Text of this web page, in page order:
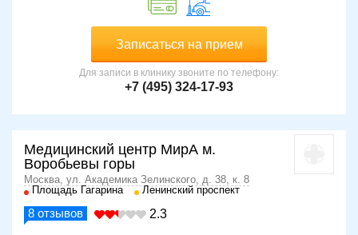
Записаться на прием
Для записи в клинику звоните по телефону:
+7 (495) 324-17-93
Медицинский центр МирА м.
Воробьевы горы
Москва, ул. Академика Зелинского, д. 38, к. 8
Площадь Гагарина
Ленинский проспект
8 отзывов 2.3